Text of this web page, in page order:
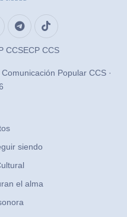
CCSECP CCS
Popular CCS ·
siendo
el alma